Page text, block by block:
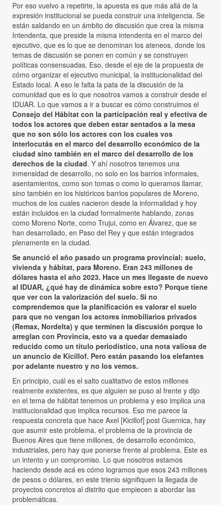
Por eso vuelvo a repetirte, la apuesta es que más allá de la
expresión institucional se pueda construir una inteligencia. Se
están saldando en un ámbito de discusión que crea la misma
Intendenta, que preside la misma intendenta en el marco del
ejecutivo, que es lo que se denominan los ateneos, donde los
temas de discusión se ponen en común y se construyen
políticas consensuadas. Eso, desde el eje de la propuesta de
cómo organizar el ejecutivo municipal, la institucionalidad del
Estado local. A eso le falta la pata de la discusión de la
comunidad que es lo que nosotros vamos a construir desde el
IDUAR. Lo que vamos a ir a buscar es cómo construimos el
Consejo del Hábitat con la participación real y efectiva de
todos los actores que deben estar sentados a la mesa
que no son sólo los actores con los cuales vos
interlocutás en el marco del desarrollo económico de la
ciudad sino también en el marco del desarrollo de los
derechos de la ciudad. Y ahí nosotros tenemos una
inmensidad de desarrollo, no solo en los barrios informales,
asentamientos, como son tomas o como lo queramos llamar,
sino también en los históricos barrios populares de Moreno,
muchos de los cuales nacieron desde la informalidad y hoy
están incluidos en la ciudad formalmente hablando, zonas
como Moreno Norte, como Trujui, como en Álvarez, que se
han desarrollado, en Paso del Rey y que están integrados
plenamente en la ciudad.
Se anunció el año pasado un programa provincial: suelo,
vivienda y hábitat, para Moreno. Eran 243 millones de
dólares hasta el año 2023. Hace un mes llegaste de nuevo
al IDUAR, ¿qué hay de dinámica sobre esto? Porque tiene
que ver con la valorización del suelo. Si no
comprendemos que la planificación es valorar el suelo
para que no vengan los actores inmobiliarios privados
(Remax, Nordelta) y que terminen la discusión porque lo
arreglan con Provincia, esto va a quedar demasiado
reducido como un título periodístico, una nota valiosa de
un anuncio de Kicillof. Pero están pasando los elefantes
por adelante nuestro y no los vemos.
En principio, cuál es el salto cualitativo de estos millones
realmente existentes, es que alguien se puso al frente y dijo
en el tema de hábitat tenemos un problema y eso implica una
institucionalidad que implica recursos. Eso me parece la
respuesta concreta que hace Axel [Kicillof] post Guernica, hay
que asumir este problema, el problema de la provincia de
Buenos Aires que tiene millones, de desarrollo económico,
industriales, pero hay que ponerse frente al problema. Este es
un intento y un compromiso. Lo que nosotros estamos
haciendo desde acá es cómo logramos que esos 243 millones
de pesos o dólares, en este trienio signifiquen la llegada de
proyectos concretos al distrito que empiecen a abordar las
problemáticas.